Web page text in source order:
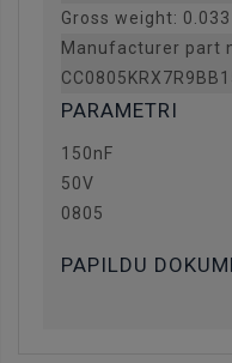
Gross weight: 0.033
Manufacturer part
PARAMETRI
150nF
50V
0805
PAPILDU